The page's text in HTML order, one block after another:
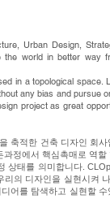
Urban Design,
world in better way
in a topological space.
any bias and pursue
project as great
축적한 건축 디자인 회
정에서 핵심촉매로 역할
상태를 의미합니다.
의 디자인을 실현시켜
어를 탐색하고 실현할